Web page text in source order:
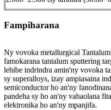
Fampiharana
Ny vovoka metallurgical
famokarana tantalum sputtering
lehibe indrindra amin'ny vovoka
sy superalloys, izay ampiasaina
semiconductor ho an'ny
pandeha sy ho an'ny vahaolana
elektronika ho an'ny mpanjifa.